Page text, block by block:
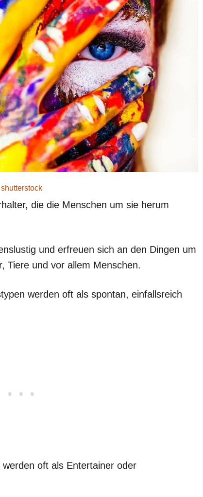
shutterstock
die die Menschen um sie herum
und erfreuen sich an den Dingen um
Tiere und vor allem Menschen.
werden oft als spontan, einfallsreich
oft als Entertainer oder